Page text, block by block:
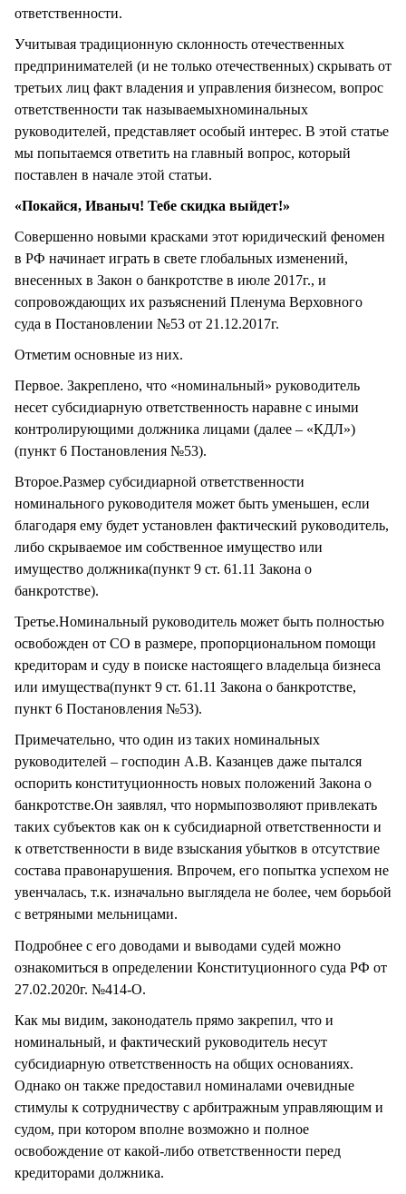
ответственности.
Учитывая традиционную склонность отечественных
предпринимателей (и не только отечественных) скрывать от
третьих лиц факт владения и управления бизнесом, вопрос
ответственности так называемыхноминальных
руководителей, представляет особый интерес. В этой статье
мы попытаемся ответить на главный вопрос, который
поставлен в начале этой статьи.
«Покайся, Иваныч! Тебе скидка выйдет!»
Совершенно новыми красками этот юридический феномен
в РФ начинает играть в свете глобальных изменений,
внесенных в Закон о банкротстве в июле 2017г., и
сопровождающих их разъяснений Пленума Верховного
суда в Постановлении №53 от 21.12.2017г.
Отметим основные из них.
Первое. Закреплено, что «номинальный» руководитель
несет субсидиарную ответственность наравне с иными
контролирующими должника лицами (далее – «КДЛ»)
(пункт 6 Постановления №53).
Второе.Размер субсидиарной ответственности
номинального руководителя может быть уменьшен, если
благодаря ему будет установлен фактический руководитель,
либо скрываемое им собственное имущество или
имущество должника(пункт 9 ст. 61.11 Закона о
банкротстве).
Третье.Номинальный руководитель может быть полностью
освобожден от СО в размере, пропорциональном помощи
кредиторам и суду в поиске настоящего владельца бизнеса
или имущества(пункт 9 ст. 61.11 Закона о банкротстве,
пункт 6 Постановления №53).
Примечательно, что один из таких номинальных
руководителей – господин А.В. Казанцев даже пытался
оспорить конституционность новых положений Закона о
банкротстве.Он заявлял, что нормыпозволяют привлекать
таких субъектов как он к субсидиарной ответственности и
к ответственности в виде взыскания убытков в отсутствие
состава правонарушения. Впрочем, его попытка успехом не
увенчалась, т.к. изначально выглядела не более, чем борьбой
с ветряными мельницами.
Подробнее с его доводами и выводами судей можно
ознакомиться в определении Конституционного суда РФ от
27.02.2020г. №414-О.
Как мы видим, законодатель прямо закрепил, что и
номинальный, и фактический руководитель несут
субсидиарную ответственность на общих основаниях.
Однако он также предоставил номиналами очевидные
стимулы к сотрудничеству с арбитражным управляющим и
судом, при котором вполне возможно и полное
освобождение от какой-либо ответственности перед
кредиторами должника.